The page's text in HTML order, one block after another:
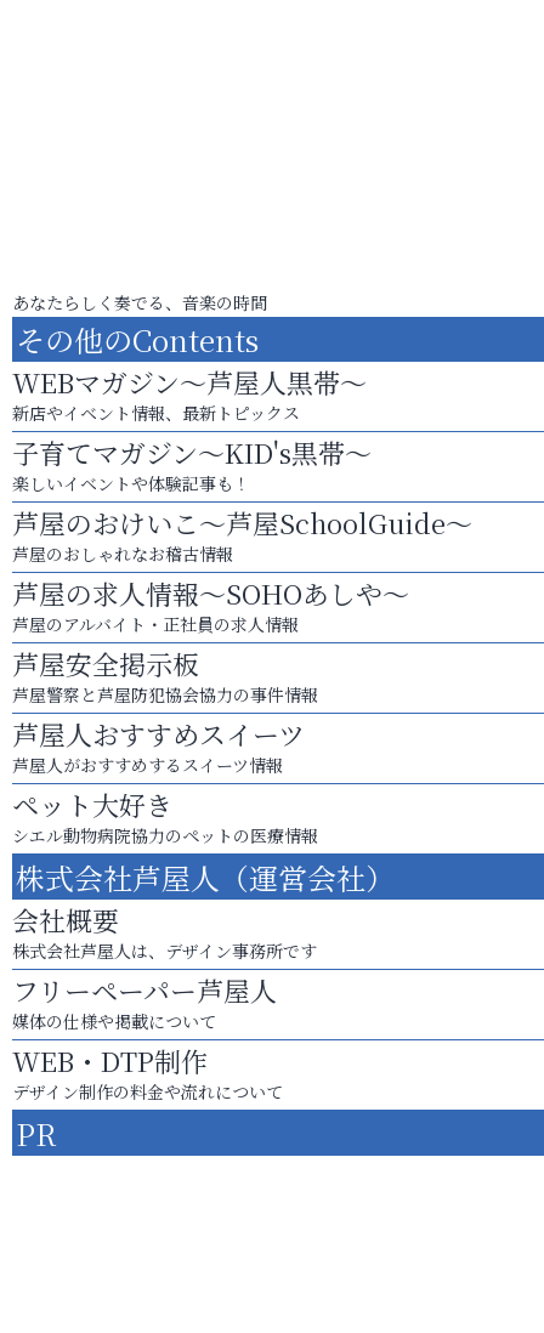
あなたらしく奏でる、音楽の時間
その他のContents
WEBマガジン～芦屋人黒帯～
新店やイベント情報、最新トピックス
子育てマガジン～KID's黒帯～
楽しいイベントや体験記事も！
芦屋のおけいこ～芦屋SchoolGuide～
芦屋のおしゃれなお稽古情報
芦屋の求人情報～SOHOあしや～
芦屋のアルバイト・正社員の求人情報
芦屋安全掲示板
芦屋警察と芦屋防犯協会協力の事件情報
芦屋人おすすめスイーツ
芦屋人がおすすめするスイーツ情報
ペット大好き
シエル動物病院協力のペットの医療情報
株式会社芦屋人（運営会社）
会社概要
株式会社芦屋人は、デザイン事務所です
フリーペーパー芦屋人
媒体の仕様や掲載について
WEB・DTP制作
デザイン制作の料金や流れについて
PR